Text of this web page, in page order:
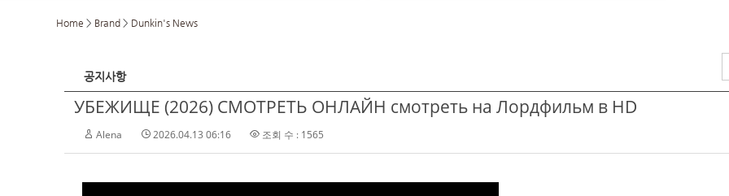
Home > Brand > Dunkin's News
공지사항
УБЕЖИЩЕ (2026) СМОТРЕТЬ ОНЛАЙН смотреть на Лордфильм в HD
Alena 2026.04.13 06:16 조회 수 : 1565